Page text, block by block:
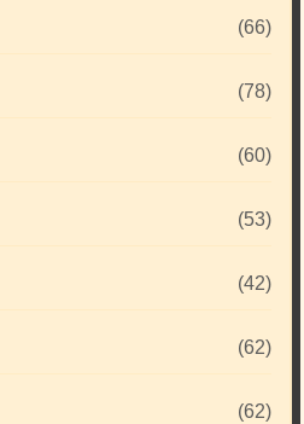
(66)
(78)
(60)
(53)
(42)
(62)
(62)